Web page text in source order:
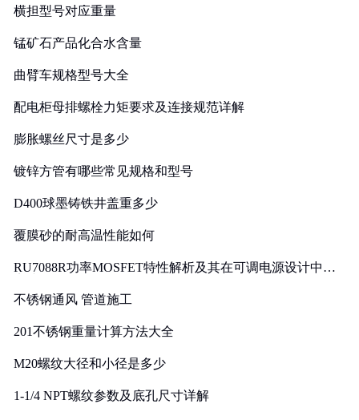
横担型号对应重量
锰矿石产品化合水含量
曲臂车规格型号大全
配电柜母排螺栓力矩要求及连接规范详解
膨胀螺丝尺寸是多少
镀锌方管有哪些常见规格和型号
D400球墨铸铁井盖重多少
覆膜砂的耐高温性能如何
RU7088R功率MOSFET特性解析及其在可调电源设计中的
不锈钢通风 管道施工
201不锈钢重量计算方法大全
M20螺纹大径和小径是多少
1-1/4 NPT螺纹参数及底孔尺寸详解